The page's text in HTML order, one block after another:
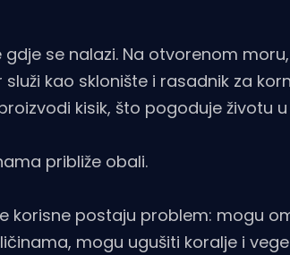
se nalazi. Na otvorenom
kao sklonište i rasadnik za
kisik, što pogoduje životu
približe obali.
korisne postaju problem: mogu
mogu ugušiti koralje i